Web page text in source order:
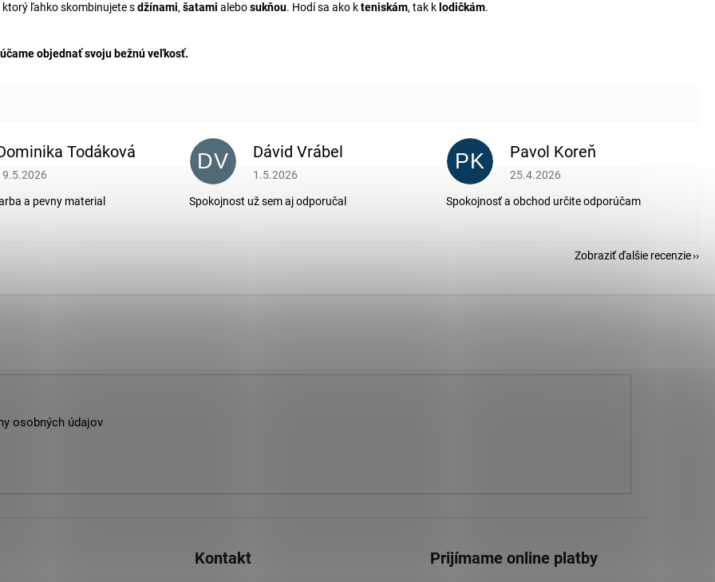
ľahko skombinujete sdžínami, šatami alebosukňou. Hodí sa ako kteniskám, tak k lodičkám.
objednať svoju bežnú veľkosť.
Todáková
obchodu je 5 z 5 hviezdičiek.
a pevny material
DV Dávid Vrábel
Hodnotenie obchodu je 5 z 5 hviezdičiek.
1.5.2026
Spokojnost už sem aj odporučal
PK Pavol Koreň
Hodnotenie obchodu je 5 z 5 hviezdičiek.
25.4.2026
Spokojnosť a obchod určite odporúčam
Zobraziť ďalšie recenzie
osobných údajov
Kontakt Prijímame online platby